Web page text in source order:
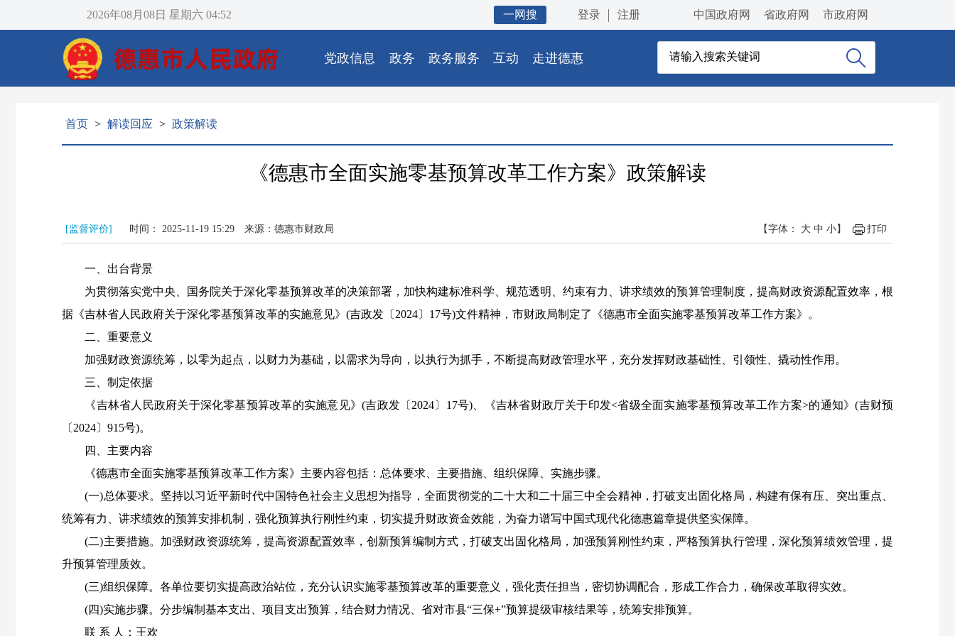
2026年08月08日 星期六 04:52 一网搜 登录 注册 中国政府网 省政府网 市政府网
党政信息 政务 政务服务 互动 走进德惠
首页 > 解读回应 > 政策解读
《德惠市全面实施零基预算改革工作方案》政策解读
[监督评价] 时间： 2025-11-19 15:29 来源：德惠市财政局 【字体： 大 中 小】 打印
一、出台背景
为贯彻落实党中央、国务院关于深化零基预算改革的决策部署，加快构建标准科学、规范透明、约束有力、讲求绩效的预算管理制度，提高财政资源配置效率，根
据《吉林省人民政府关于深化零基预算改革的实施意见》(吉政发〔2024〕17号)文件精神，市财政局制定了《德惠市全面实施零基预算改革工作方案》。
二、重要意义
加强财政资源统筹，以零为起点，以财力为基础，以需求为导向，以执行为抓手，不断提高财政管理水平，充分发挥财政基础性、引领性、撬动性作用。
三、制定依据
《吉林省人民政府关于深化零基预算改革的实施意见》(吉政发〔2024〕17号)、《吉林省财政厅关于印发<省级全面实施零基预算改革工作方案>的通知》(吉财预
〔2024〕915号)。
四、主要内容
《德惠市全面实施零基预算改革工作方案》主要内容包括：总体要求、主要措施、组织保障、实施步骤。
(一)总体要求。坚持以习近平新时代中国特色社会主义思想为指导，全面贯彻党的二十大和二十届三中全会精神，打破支出固化格局，构建有保有压、突出重点、
统筹有力、讲求绩效的预算安排机制，强化预算执行刚性约束，切实提升财政资金效能，为奋力谱写中国式现代化德惠篇章提供坚实保障。
(二)主要措施。加强财政资源统筹，提高资源配置效率，创新预算编制方式，打破支出固化格局，加强预算刚性约束，严格预算执行管理，深化预算绩效管理，提
升预算管理质效。
(三)组织保障。各单位要切实提高政治站位，充分认识实施零基预算改革的重要意义，强化责任担当，密切协调配合，形成工作合力，确保改革取得实效。
(四)实施步骤。分步编制基本支出、项目支出预算，结合财力情况、省对市县“三保+”预算提级审核结果等，统筹安排预算。
联 系 人：王欢